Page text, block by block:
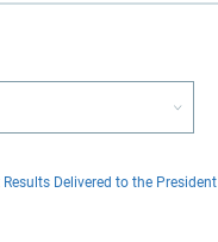
Delivered to the President